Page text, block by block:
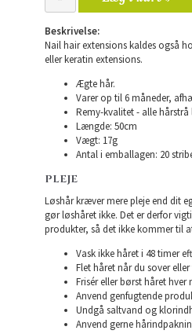
Beskrivelse:
Nail hair extensions kaldes også
eller keratin extensions.
Ægte hår.
Varer op til 6 måneder,
Remy-kvalitet - alle
Længde: 50cm
Vægt: 17g
Antal i emballagen: 20
PLEJE
Løshår kræver mere pleje end dit
gør løshåret ikke. Det er derfor
produkter, så det ikke kommer til
Vask ikke håret i 48 timer
Flet håret når du sover
Frisér eller børst håret
Anvend genfugtende
Undgå saltvand og
Anvend gerne